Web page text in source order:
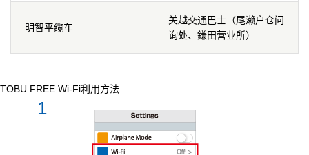
明智平缆车
关越交通巴士（尾濑户仓问
询处、鎌田营业所）
TOBU FREE Wi-Fi利用方法
1